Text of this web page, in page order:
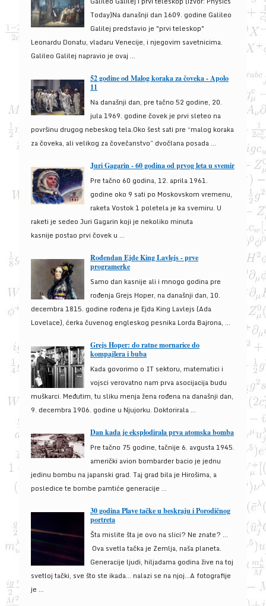
Today)Na današnji dan 1609. godine Galileo
Galilej predstavio je "prvi teleskop"
Leonardu Donatu, vladaru Venecije, i njegovim savetnicima.
Galileo Galilej napravio je ovaj ...
52 godine od Malog koraka za čoveka - Apolo
11
Na današnji dan, pre tačno 52 godine, 20.
jula 1969. godine čovek je prvi sleteo na
površinu drugog nebeskog tela.Oko šest sati pre “malog koraka
za čoveka, ali velikog za čovečanstvo” dvočlana posada ...
Juri Gagarin - 60 godina od prvog leta u svemir
Pre tačno 60 godina, 12. aprila 1961.
godine oko 9 sati po Moskovskom vremenu,
raketa Vostok 1 poletela je ka svemiru. U
raketi je sedeo Juri Gagarin koji je nekoliko minuta
kasnije postao prvi čovek u ...
Rođendan Ejde King Lavlejs - prve
programerke
Samo dan kasnije ali i mnogo godina pre
rođenja Grejs Hoper, na današnji dan, 10.
decembra 1815. godine rođena je Ejda King Lavlejs (Ada
Lovelace), ćerka čuvenog engleskog pesnika Lorda Bajrona, ...
Grejs Hoper: do ratne mornarice do
kompajlera i buba
Kada govorimo o IT sektoru, matematici i
vojsci verovatno nam prva asocijacija budu
muškarci. Međutim, tu sliku menja žena rođena na današnji dan,
9. decembra 1906. godine u Njujorku. Doktorirala ...
Dan kada je eksplodirala prva atomska bomba
Pre tačno 75 godine, tačnije 6. avgusta 1945.
američki avion bombarder bacio je jednu
jedinu bombu na japanski grad. Taj grad bila je Hirošima, a
posledice te bombe pamtiće generacije ...
30 godina Plave tačke u beskraju i Porodičnog
portreta
Šta mislite šta je ovo na slici? Ne znate? …
Ova svetla tačka je Zemlja, naša planeta.
Generacije ljudi, hiljadama godina žive na toj
svetloj tački, sve što ste ikada… nalazi se na njoj…A fotografije
je ...